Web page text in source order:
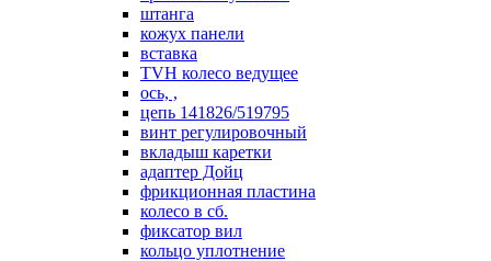
штанга
кожух панели
вставка
TVH колесо ведущее
ось, ,
цепь 141826/519795
винт регулировочный
вкладыш каретки
адаптер Дойц
фрикционная пластина
колесо в сб.
фиксатор вил
кольцо уплотнение